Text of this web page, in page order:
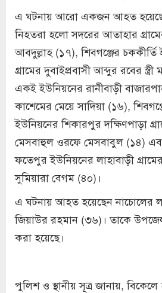
এ ঘটনায় আরো একজন আহত
নিহতরা হলো সদরের আতাহার
আবদুল্লাহ (১৭), শিবগঞ্জের চককীর্তি
গ্রামের দুবাইপ্রবাসী আব্দুর রবের
একই ইউনিয়নের রানীবাড়ী
কাশেমের মেয়ে সাদিয়া (১৬),
ইউনিয়নের শিকারপুর দক্ষিণপাড়া
মেসবাহুল ওরফে মেসবাবুল (১৪)
ফতেপুর ইউনিয়নের লাহাবাড়ী
সুমিয়ারা বেগম (৪০)।
এ ঘটনায় আহত হয়েছেন নাচোলের
জিয়াউর রহমান (৩৬)। তাকে উপজেলা
করা হয়েছে।
পুলিশ ও স্থানীয় সূত্র জানায়,